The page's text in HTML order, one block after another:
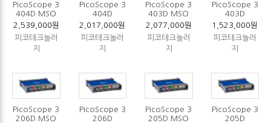
PicoScope 3
404D MSO
2,539,000원
피코테크놀러
지
PicoScope 3
404D
2,017,000원
피코테크놀러
지
PicoScope 3
403D MSO
2,077,000원
피코테크놀러
지
PicoScope 3
403D
1,523,000원
피코테크놀러
지
PicoScope 3
206D MSO
PicoScope 3
206D
PicoScope 3
205D MSO
PicoScope 3
205D